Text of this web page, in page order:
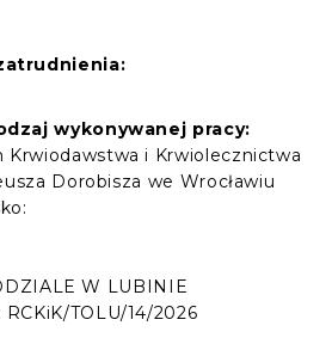
wykonywanej pracy:
Krwiodawstwa i Krwiolecznictwa
Dorobisza we Wrocławiu
W LUBINIE
TOLU/14/2026